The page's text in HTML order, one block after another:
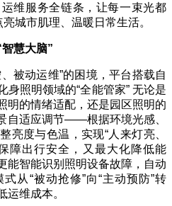
维服务全链条，让每一束光都
城市肌理、温暖日常生活。
智慧大脑”
被动运维”的困境，平台搭载自
身照明领域的“全能管家” 无论是
明的情绪适配，还是园区照明的
自适应调节——根据环境光感、
亮度与色温，实现“人来灯亮、
障出行安全，又最大化降低能
能智能识别照明设备故障，自动
从“被动抢修”向“主动预防”转
运维成本。